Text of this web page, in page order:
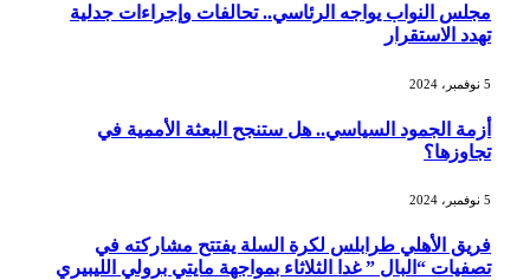
مجلس النواب يواجه الرئاسي.. تحالفات وإجراءات جدلية
تهدد الاستقرار
أزمة الجمود السياسي.. هل ستنجح البعثة الأممية في
تجاوزها؟
فريق الأهلي طرابلس لكرة السلة يفتتح مشاركته في
تصفيات “البال ” غدا الثلاثاء بمواجهة مايتي برولي الليبيري